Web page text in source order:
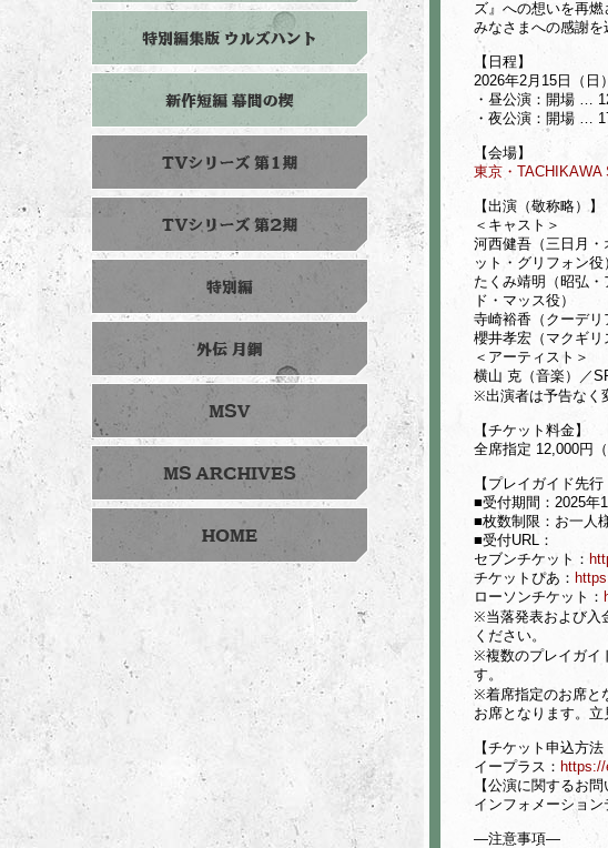
ズ』への想いを再燃
みなさまへの感謝を
【日程】
2026年2月15日（日）
・昼公演：開場 …
・夜公演：開場 …
【会場】
東京・TACHIKAWA
【出演（敬称略）】
＜キャスト＞
河西健吾（三日月
ット・グリフォン役
たくみ靖明（昭弘
ド・マッス役）
寺崎裕香（クーデリ
櫻井孝宏（マクギリ
＜アーティスト＞
横山 克（音楽）／
※出演者は予告なく
【チケット料金】
全席指定 12,000円
【プレイガイド先行
■受付期間：2025年
■枚数制限：お一人
■受付URL：
セブンチケット：
チケットぴあ：
ローソンチケット：
※当落発表および入
ください。
※複数のプレイガイ
す。
※着席指定のお席と
お席となります。立
【チケット申込方
イープラス：
【公演に関するお問
インフォメーション
—注意事項—